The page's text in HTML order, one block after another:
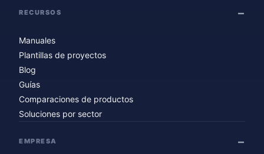
RECURSOS
Manuales
Plantillas de proyectos
Blog
Guías
Comparaciones de productos
Soluciones por sector
EMPRESA